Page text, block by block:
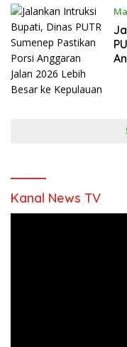
Kanal News TV